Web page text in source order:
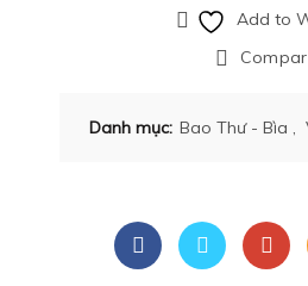
Add to
Danh mục: Bao Thư - Bìa ,